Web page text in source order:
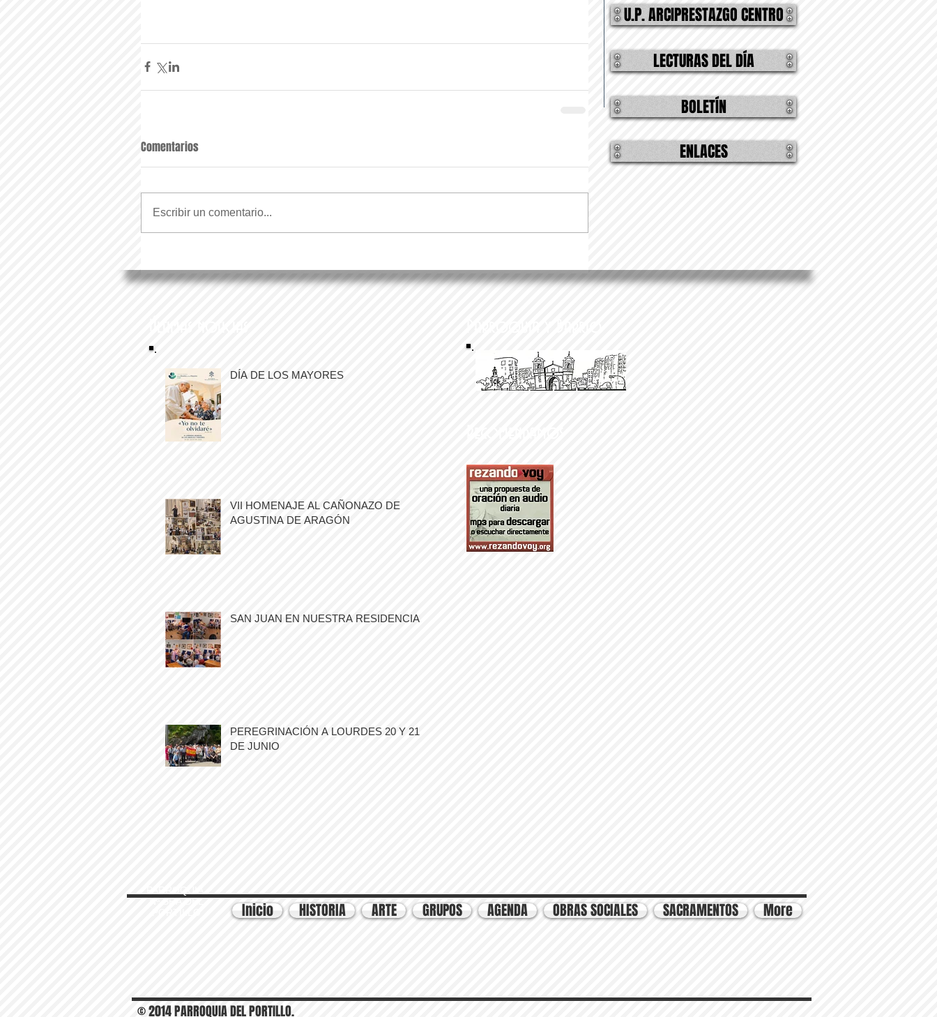
Comentarios
Escribir un comentario...
U.P. ARCIPRESTAZGO CENTRO
ENLACES
BOLETÍN
LECTURAS DEL DÍA
DÍA DE LOS MAYORES
VII HOMENAJE AL CAÑONAZO DE
AGUSTINA DE ARAGÓN
SAN JUAN EN NUESTRA RESIDENCIA
PEREGRINACIÓN A LOURDES 20 Y 21
DE JUNIO
Nª SRA DEL
Inicio HISTORIA ARTE GRUPOS AGENDA OBRAS SOCIALES SACRAMENTOS More
© 2014 PARROQUIA DEL PORTILLO.